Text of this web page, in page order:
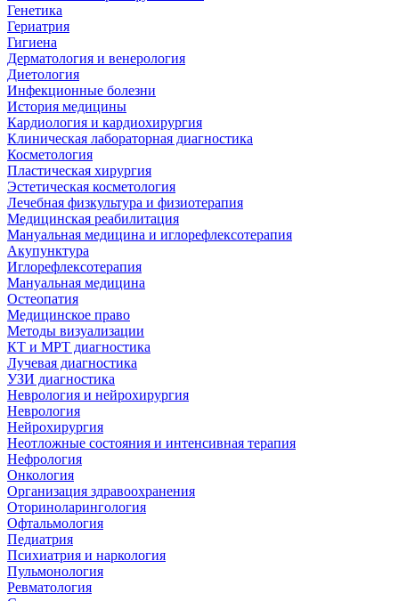
Генетика
Гериатрия
Гигиена
Дерматология и венерология
Диетология
Инфекционные болезни
История медицины
Кардиология и кардиохирургия
Клиническая лабораторная диагностика
Косметология
Пластическая хирургия
Эстетическая косметология
Лечебная физкультура и физиотерапия
Медицинская реабилитация
Мануальная медицина и иглорефлексотерапия
Акупунктура
Иглорефлексотерапия
Мануальная медицина
Остеопатия
Медицинское право
Методы визуализации
КТ и МРТ диагностика
Лучевая диагностика
УЗИ диагностика
Неврология и нейрохирургия
Неврология
Нейрохирургия
Неотложные состояния и интенсивная терапия
Нефрология
Онкология
Организация здравоохранения
Оториноларингология
Офтальмология
Педиатрия
Психиатрия и наркология
Пульмонология
Ревматология